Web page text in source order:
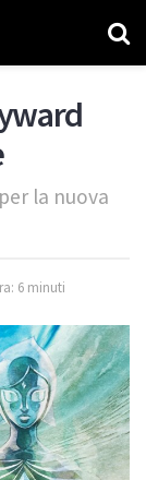
la nuova
6 minuti